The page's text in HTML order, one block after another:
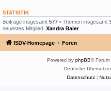
STATISTIK
Beiträge insgesamt 577 • Themen insgesamt
neuestes Mitglied: Xandra Baier
ISDV-Homepage Foren
Powered by phpBB® Forum
Deutsche
Datenschutz|